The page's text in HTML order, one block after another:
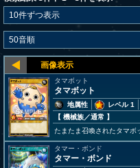
タマボット
タマボット
地属性
レベル 1
【 機械族／通常 】
たまたま召喚されたタマボ
タマー・ボンド
タマー・ボンド